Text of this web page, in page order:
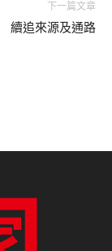
下一篇文章
續追來源及通路